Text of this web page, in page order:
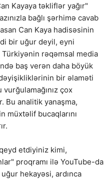
Kayaya təkliflər yağır"
bağlı şərhimə cavab
Can Kaya hadisəsinin
bir uğur deyil, eyni
Türkiyənin rəqəmsal media
baş verən daha böyük
bir əlaməti
çox
Bu analitik yanaşma,
müxtəlif bucaqlarını
etdiyiniz kimi,
proqramı ilə YouTube-da
hekayəsi, ardınca